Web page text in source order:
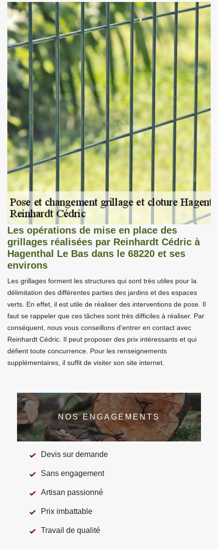
Les opérations de mise en place des
grillages réalisées par Reinhardt Cédric à
Hagenthal Le Bas dans le 68220 et ses
environs
Les grillages forment les structures qui sont très utiles pour la
délimitation des différentes parties des jardins et des espaces
verts. En effet, il est utile de réaliser des interventions de pose. Il
faut se rappeler que ces tâches sont très difficiles à réaliser. Par
conséquent, nous vous conseillons d'entrer en contact avec
Reinhardt Cédric. Il peut proposer des prix intéressants et qui
défient toute concurrence. Pour les renseignements
supplémentaires, il suffit de visiter son site internet.
NOS ENGAGEMENTS
Devis sur demande
Sans engagement
Artisan passionné
Prix imbattable
Travail de qualité